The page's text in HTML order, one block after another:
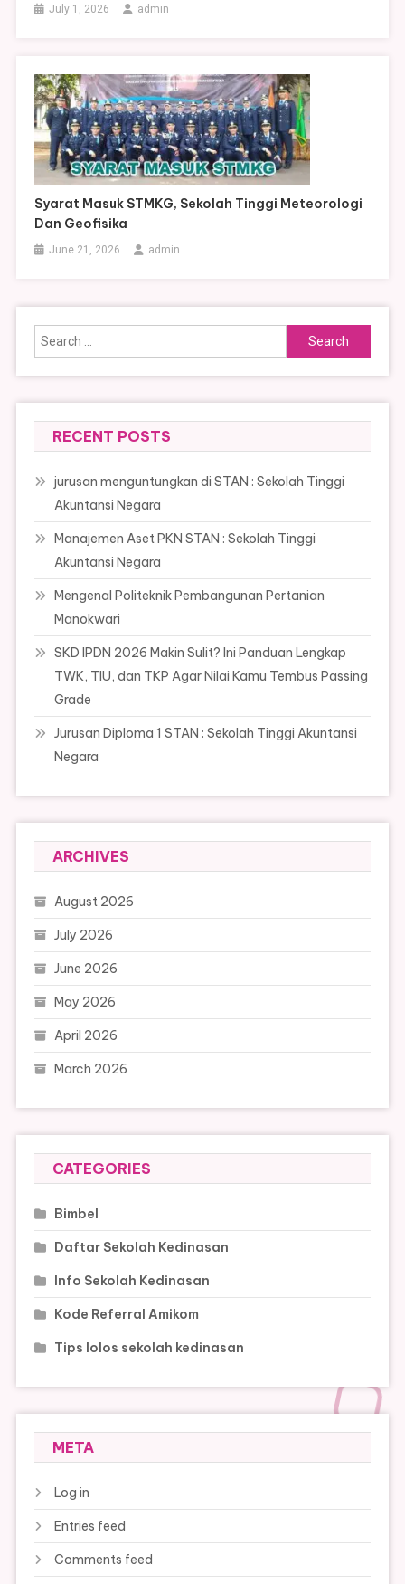
July 1, 2026 admin
Syarat Masuk STMKG, Sekolah Tinggi Meteorologi
Dan Geofisika
June 21, 2026 admin
Search
for:
RECENT POSTS
jurusan menguntungkan di STAN : Sekolah Tinggi
Akuntansi Negara
Manajemen Aset PKN STAN : Sekolah Tinggi
Akuntansi Negara
Mengenal Politeknik Pembangunan Pertanian
Manokwari
SKD IPDN 2026 Makin Sulit? Ini Panduan Lengkap
TWK, TIU, dan TKP Agar Nilai Kamu Tembus Passing
Grade
Jurusan Diploma 1 STAN : Sekolah Tinggi Akuntansi
Negara
ARCHIVES
August 2026
July 2026
June 2026
May 2026
April 2026
March 2026
CATEGORIES
Bimbel
Daftar Sekolah Kedinasan
Info Sekolah Kedinasan
Kode Referral Amikom
Tips lolos sekolah kedinasan
META
Log in
Entries feed
Comments feed